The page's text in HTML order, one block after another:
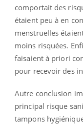
comportait des
étaient peu à en
menstruelles
moins risquées.
faisaient à priori
pour recevoir des
Autre conclusion
principal risque
tampons